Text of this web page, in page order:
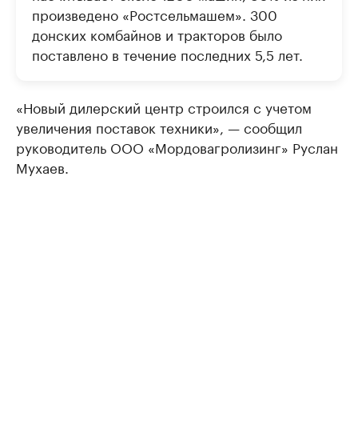
произведено «Ростсельмашем». 300
донских комбайнов и тракторов было
поставлено в течение последних 5,5 лет.
«Новый дилерский центр строился с учетом
увеличения поставок техники», — сообщил
руководитель ООО «Мордовагролизинг» Руслан
Мухаев.